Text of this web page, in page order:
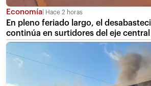
Economía Hace 2 horas
En pleno feriado largo, el
continúa en surtidores del eje central